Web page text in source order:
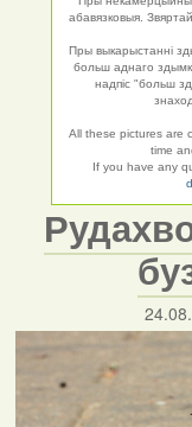
абавязковыя.
Пры выкарыстанні
больш аднаго
надпіс "больш
All these pictures are
time
If you have any